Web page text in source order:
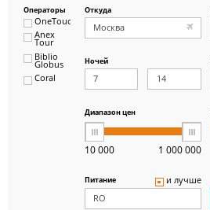
Операторы
OneTouch&Travel
Anex
Tour
Biblio
Globus
Coral
Откуда
Ночей
Диапазон цен
10 000 1 000 000
Питание и лучше